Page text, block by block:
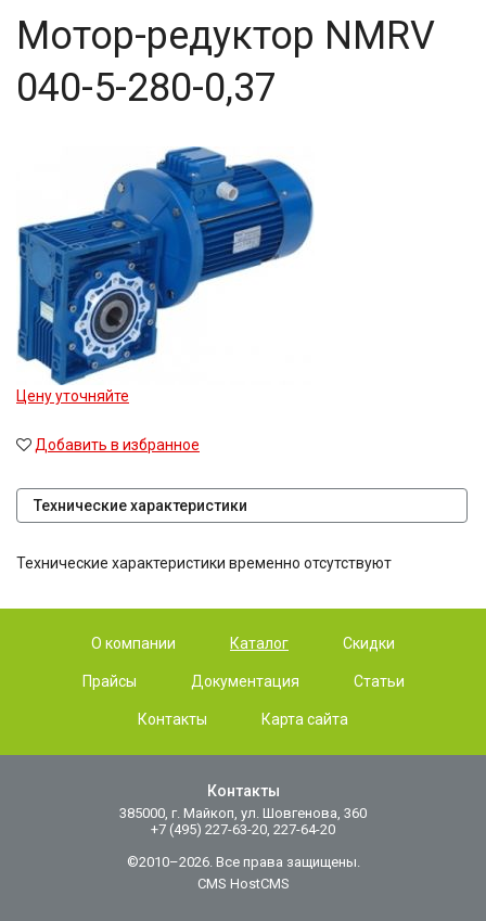
Мо­тор-ре­дук­тор NMRV
040-5-280-0,37
Цену уточняйте
Добавить в избранное
Технические характеристики
Технические характеристики временно отсутствуют
О компании Каталог Скидки
Прайсы Документация Статьи
Контакты Карта сайта
Контакты
385000, г. Майкоп, ул. Шовгенова, 360
+7 (495) 227-63-20, 227-64-20
©2010–2026. Все права защищены.
CMS HostCMS